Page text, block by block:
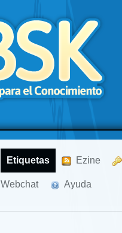
Etiquetas Ezine
Webchat Ayuda